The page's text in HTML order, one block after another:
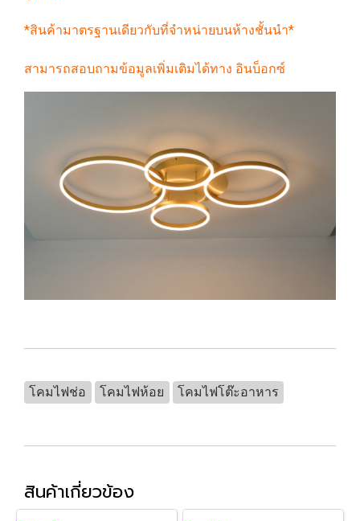
*สินค้ามาตรฐานเดียวกับที่จำหน่ายบนห้างชั้นนำ*
สามารถสอบถามข้อมูลเพิ่มเติมได้ทาง อินบ็อกซ์
โคมไฟช่อ โคมไฟห้อย โคมไฟโต๊ะอาหาร
สินค้าเกี่ยวข้อง